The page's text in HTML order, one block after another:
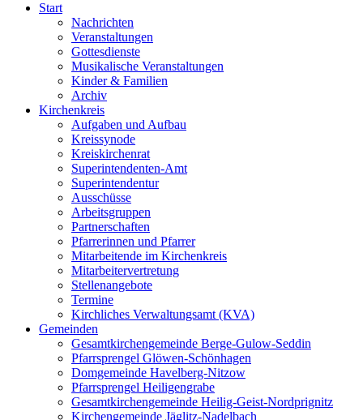
Start
Nachrichten
Veranstaltungen
Gottesdienste
Musikalische Veranstaltungen
Kinder & Familien
Archiv
Kirchenkreis
Aufgaben und Aufbau
Kreissynode
Kreiskirchenrat
Superintendenten-Amt
Superintendentur
Ausschüsse
Arbeitsgruppen
Partnerschaften
Pfarrerinnen und Pfarrer
Mitarbeitende im Kirchenkreis
Mitarbeitervertretung
Stellenangebote
Termine
Kirchliches Verwaltungsamt (KVA)
Gemeinden
Gesamtkirchengemeinde Berge-Gulow-Seddin
Pfarrsprengel Glöwen-Schönhagen
Domgemeinde Havelberg-Nitzow
Pfarrsprengel Heiligengrabe
Gesamtkirchengemeinde Heilig-Geist-Nordprignitz
Kirchengemeinde Jäglitz-Nadelbach